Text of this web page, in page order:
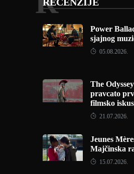
Power
sjajnog
05.08.2026.
The
pravcato
filmsko
21.07.2026.
Jeunes
Majčinska
15.07.2026.